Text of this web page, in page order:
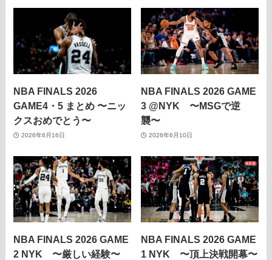
NBA FINALS 2026
GAME4・5 まとめ 〜ニッ
クスおめでとう〜
2026年6月16日
NBA FINALS 2026 GAME
3 @NYK 〜MSGで逆
襲〜
2026年6月10日
NBA FINALS 2026 GAME
2 NYK 〜厳しい経験〜
NBA FINALS 2026 GAME
1 NYK 〜頂上決戦開幕〜